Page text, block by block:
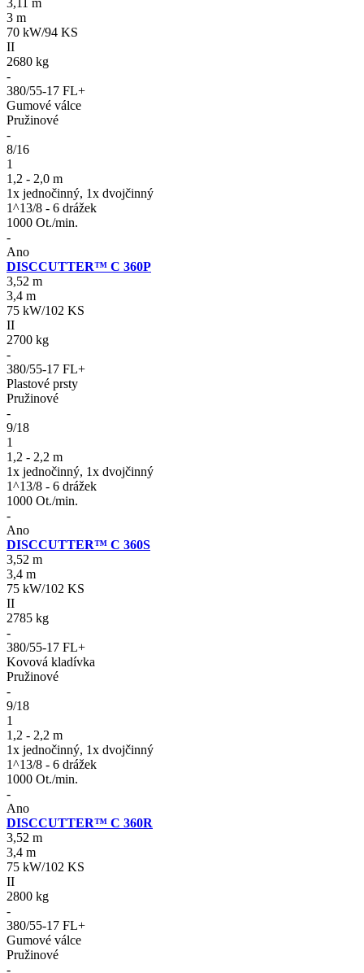
3 m
70 kW/94 KS
II
2680 kg
-
380/55-17 FL+
Gumové válce
Pružinové
-
8/16
1
1,2 - 2,0 m
1x jednočinný, 1x dvojčinný
1^13/8 - 6 drážek
1000 Ot./min.
-
Ano
DISCCUTTER™ C 360P
3,52 m
3,4 m
75 kW/102 KS
II
2700 kg
-
380/55-17 FL+
Plastové prsty
Pružinové
-
9/18
1
1,2 - 2,2 m
1x jednočinný, 1x dvojčinný
1^13/8 - 6 drážek
1000 Ot./min.
-
Ano
DISCCUTTER™ C 360S
3,52 m
3,4 m
75 kW/102 KS
II
2785 kg
-
380/55-17 FL+
Kovová kladívka
Pružinové
-
9/18
1
1,2 - 2,2 m
1x jednočinný, 1x dvojčinný
1^13/8 - 6 drážek
1000 Ot./min.
-
Ano
DISCCUTTER™ C 360R
3,52 m
3,4 m
75 kW/102 KS
II
2800 kg
-
380/55-17 FL+
Gumové válce
Pružinové
-